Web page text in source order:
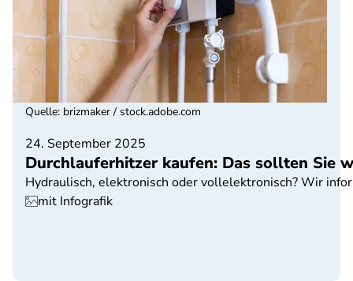
24. September 2025
Durchlauferhitzer kaufen: Das sollten Sie
Hydraulisch, elektronisch oder vollelektronisch? Wir
mit Infografik
Quelle: brizmaker / stock.adobe.com